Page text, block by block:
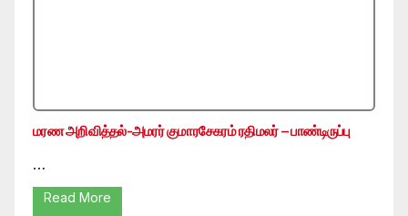
மரண அறிவித்தல்-அமரர் குமாரசேகரம் ரதிமலர் – பாண்டிருப்பு
…
Read More